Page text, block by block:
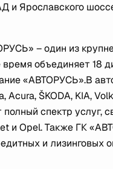
Ярославского
– один из
объединяет 18
«АВТОРУСЬ».В
ŠKODA, KIA,
спектр
и Opel. Также ГК
и лизинговых